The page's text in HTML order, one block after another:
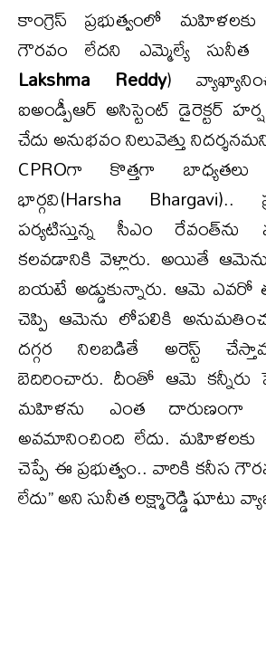
కాంగ్రెస్ ప్రభుత్వంలో
గౌరవం లేదని ఎమ్మెల్యే సునీత
Lakshma Reddy)
ఐఅండ్పీఆర్ అసిస్టెంట్ డైరెక్టర్
చేదు అనుభవం నిలువెత్తు
CPROగా కొత్తగా
భార్గవి(Harsha Bhargavi)..
పర్యటిస్తున్న సీఎం రేవంత్‌ను
కలవడానికి వెళ్లారు. అయితే
బయటే అడ్డుకున్నారు. ఆమె
చెప్పి ఆమెను లోపలికి
దగ్గర నిలబడితే అరెస్ట్
బెదిరించారు. దీంతో ఆమె కన్నీరు
మహిళను ఎంత దారుణంగా
అవమానించింది లేదు. మహిళలకు
చెప్పే ఈ ప్రభుత్వం.. వారికి కనీస
లేదు’’ అని సునీత లక్ష్మారెడ్డి ఘాటు